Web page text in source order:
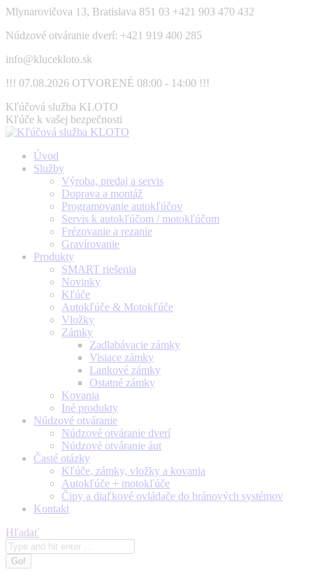
Skip
content
Mlynarovičova 13, Bratislava 851 03 +421 903 470 432
Núdzové otváranie dverí: +421 919 400 285
info@klucekloto.sk
!!! 07.08.2026 OTVORENÉ 08:00 - 14:00 !!!
Facebook
page
opens
new
window
Kľúčová služba KLOTO
Kľúče k vašej bezpečnosti
Úvod
Služby
Výroba, predaj a servis
Doprava a montáž
Programovanie autokľúčov
Servis k autokľúčom / motokľúčom
Frézovanie a rezanie
Gravírovanie
Produkty
SMART riešenia
Novinky
Kľúče
Autokľúče & Motokľúče
Vložky
Zámky
Zadlabávacie zámky
Visiace zámky
Lankové zámky
Ostatné zámky
Kovania
Iné produkty
Núdzové otváranie
Núdzové otváranie dverí
Núdzové otváranie áut
Časté otázky
Kľúče, zámky, vložky a kovania
Autokľúče + motokľúče
Čipy a diaľkové ovládače do bránových systémov
Kontakt
Search:
Hľadať